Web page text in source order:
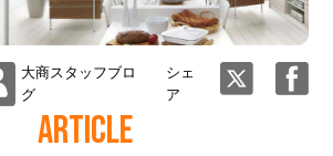
大商スタッフブロ
グ
シェ
ア
ARTICLE